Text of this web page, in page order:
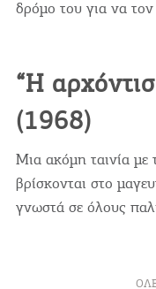
δρόμο του για να
“Η
(1968)
Μια ακόμη ταινία
βρίσκονται στο
γνωστά σε όλους